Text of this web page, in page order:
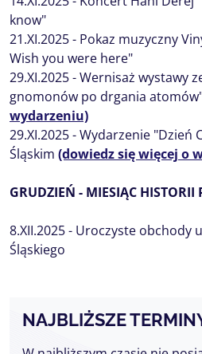
know"
21.XI.2025 - Pokaz muzyczny
Wish you were here"
29.XI.2025 - Wernisaż wystawy
gnomonów po drgania
wydarzeniu)
29.XI.2025 - Wydarzenie "Dzień
Śląskim (dowiedz się więcej o
GRUDZIEŃ - MIESIĄC HISTORII
8.XII.2025 - Uroczyste obchody
Śląskiego
NAJBLIŻSZE